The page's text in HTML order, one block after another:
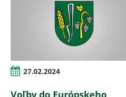
27.02.2024
Voľby do Európskeho